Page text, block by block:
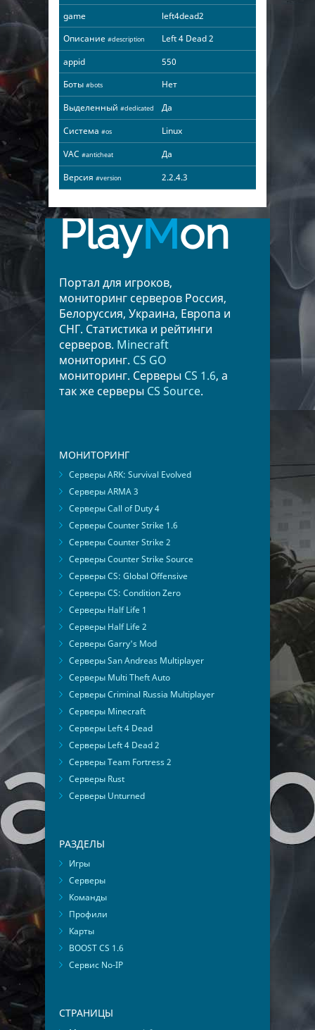
game
left4dead2
Описание #description
Left 4 Dead 2
appid
550
Боты #bots
Нет
Выделенный #dedicated
Да
Система #os
Linux
VAC #anticheat
Да
Версия #version 2.2.4.3
PlayMon
Портал для игроков,
мониторинг серверов Россия,
Белоруссия, Украина, Европа и
СНГ. Статистика и рейтинги
серверов. Minecraft
мониторинг. CS GO
мониторинг. Серверы CS 1.6, а
так же серверы CS Source.
МОНИТОРИНГ
Серверы ARK: Survival Evolved
Серверы ARMA 3
Серверы Call of Duty 4
Серверы Counter Strike 1.6
Серверы Counter Strike 2
Серверы Counter Strike Source
Серверы CS: Global Offensive
Серверы CS: Condition Zero
Серверы Half Life 1
Серверы Half Life 2
Серверы Garry's Mod
Серверы San Andreas Multiplayer
Серверы Multi Theft Auto
Серверы Criminal Russia Multiplayer
Серверы Minecraft
Серверы Left 4 Dead
Серверы Left 4 Dead 2
Серверы Team Fortress 2
Серверы Rust
Серверы Unturned
РАЗДЕЛЫ
Игры
Серверы
Команды
Профили
Карты
BOOST CS 1.6
Сервис No-IP
СТРАНИЦЫ